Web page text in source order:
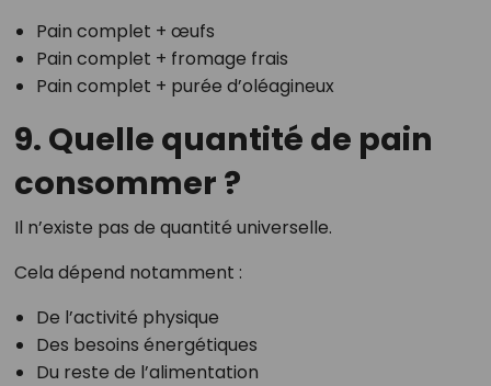
Pain complet + œufs
Pain complet + fromage frais
Pain complet + purée d’oléagineux
9. Quelle quantité de pain
consommer ?
Il n’existe pas de quantité universelle.
Cela dépend notamment :
De l’activité physique
Des besoins énergétiques
Du reste de l’alimentation